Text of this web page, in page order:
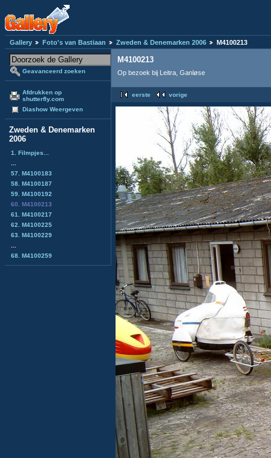
Gallery Foto's van Bastiaan Zweden & Denemarken 2006 M4100213
Geavanceerd zoeken
Afdrukken op
shutterfly.com
Diashow Weergeven
Zweden & Denemarken
2006
1. Filmpjes...
57. M4100183
58. M4100187
59. M4100192
60. M4100213
61. M4100217
62. M4100225
63. M4100229
68. M4100259
M4100213
Op bezoek bij Leitra, Ganløse
eerste vorige